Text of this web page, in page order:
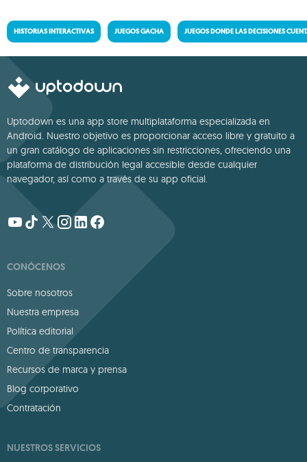
HISTORIAS INTERACTIVAS JUEGOS GACHA JUEGOS DONDE LAS DECISIONES
Uptodown es una app store multiplataforma especializada en
Android. Nuestro objetivo es proporcionar acceso libre y gratuito a
un gran catálogo de aplicaciones sin restricciones, ofreciendo una
plataforma de distribución legal accesible desde cualquier
navegador, así como a través de su app oficial.
CONÓCENOS
Sobre nosotros
Nuestra empresa
Política editorial
Centro de transparencia
Recursos de marca y prensa
Blog corporativo
Contratación
NUESTROS SERVICIOS